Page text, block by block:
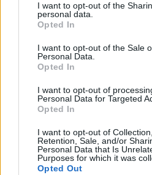
I want to opt-out of the
personal data.
Opted In
I want to opt-out of the Sale
Personal Data.
Opted In
I want to opt-out of
Personal Data for Targeted
Opted In
I want to opt-out of
Retention, Sale, and/or
Personal Data that Is
Purposes for which it was
Opted Out
ΔΡΑΣΕΙΣ
Τα παιδιά ανακαλύπτουν το
ένα νέο παιχνίδι
Διαδραστική εκπαιδευτική δράση
στο Μουσείο του Σιγρίου, με
κάρτα ελεύθερης εισόδου για
νικητή
ΤΟΥΡΙΣΜΟΣ
Περισσότερες προσβάσιμες
παραλίες αποκτά ο Δήμος
Μυτιλήνης